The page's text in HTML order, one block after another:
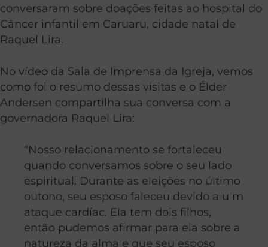
conversaram sobre doações feitas ao hospital do
Câncer infantil em Caruaru, cidade natal de
Raquel Lira.
No vídeo da Sala de Imprensa da Igreja, vemos
como foi o resumo dessas visitas e o Élder
Andersen compartilha sua conversa com a
governadora Raquel Lira:
“Nosso relacionamento se fortaleceu
quando conversamos sobre o seu lado
espiritual. Durante as eleições no último
outono, seu esposo faleceu devido a u m
ataque cardíac. Ela tem dois filhos,
então pudemos afirmar para ela sobre a
natureza da alma e que seu esposo